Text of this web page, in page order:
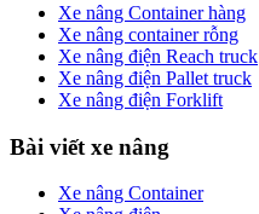
Xe nâng Container hàng
Xe nâng container rỗng
Xe nâng điện Reach truck
Xe nâng điện Pallet truck
Xe nâng điện Forklift
Bài viết xe nâng
Xe nâng Container